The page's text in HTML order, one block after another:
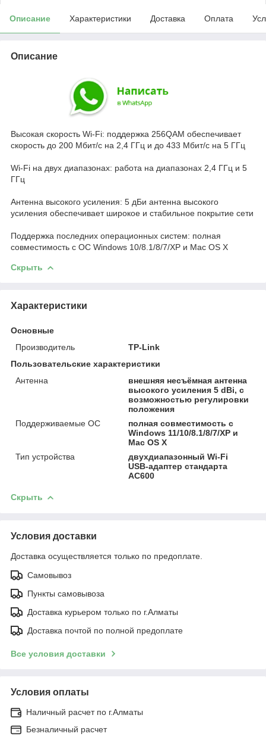
Описание Характеристики Доставка Оплата
Описание
Высокая скорость Wi-Fi: поддержка 256QAM обеспечивает
скорость до 200 Мбит/с на 2,4 ГГц и до 433 Мбит/с на 5 ГГц
Wi-Fi на двух диапазонах: работа на диапазонах 2,4 ГГц и 5
ГГц
Антенна высокого усиления: 5 дБи антенна высокого
усиления обеспечивает широкое и стабильное покрытие сети
Поддержка последних операционных систем: полная
совместимость с ОС Windows 10/8.1/8/7/XP и Mac OS X
Скрыть
Характеристики
Основные
Производитель
TP-Link
Пользовательские характеристики
Антенна
внешняя несъёмная антенна
высокого усиления 5 dBi, с
возможностью регулировки
положения
Поддерживаемые ОС
полная совместимость с
Windows 11/10/8.1/8/7/XP и
Mac OS X
Тип устройства
двухдиапазонный Wi‑Fi
USB‑адаптер стандарта
AC600
Скрыть
Условия доставки
Доставка осуществляется только по предоплате.
Самовывоз
Пункты самовывоза
Доставка курьером только по г.Алматы
Доставка почтой по полной предоплате
Все условия доставки
Условия оплаты
Наличный расчет по г.Алматы
Безналичный расчет